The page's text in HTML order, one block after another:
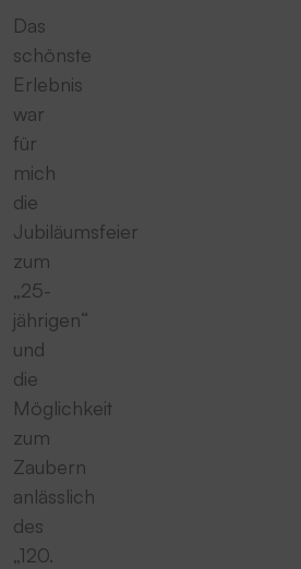
Das
schönste
Erlebnis
war
für
mich
die
Jubiläumsfeier
zum
„25-
jährigen“
und
die
Möglichkeit
zum
Zaubern
anlässlich
des
„120.